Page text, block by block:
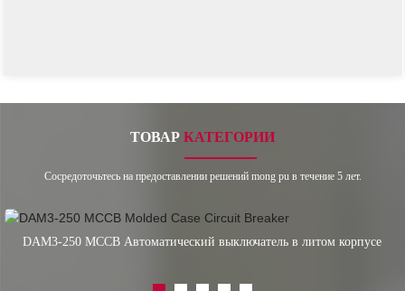
ТОВАР КАТЕГОРИИ
Сосредоточьтесь на предоставлении решений mong pu в течение 5 лет.
DAM3-250 MCCB Автоматический выключатель в литом корпусе